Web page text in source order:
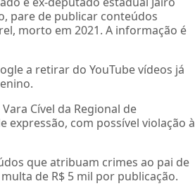
pare de publicar conteúdos
morto em 2021. A informação é
a retirar do YouTube vídeos já
Cível da Regional de
com possível violação à
que atribuam crimes ao pai de
de R$ 5 mil por publicação.